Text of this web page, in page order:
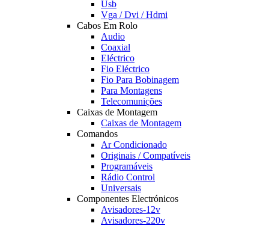
Usb
Vga / Dvi / Hdmi
Cabos Em Rolo
Audio
Coaxial
Eléctrico
Fio Eléctrico
Fio Para Bobinagem
Para Montagens
Telecomunições
Caixas de Montagem
Caixas de Montagem
Comandos
Ar Condicionado
Originais / Compatíveis
Programáveis
Rádio Control
Universais
Componentes Electrónicos
Avisadores-12v
Avisadores-220v